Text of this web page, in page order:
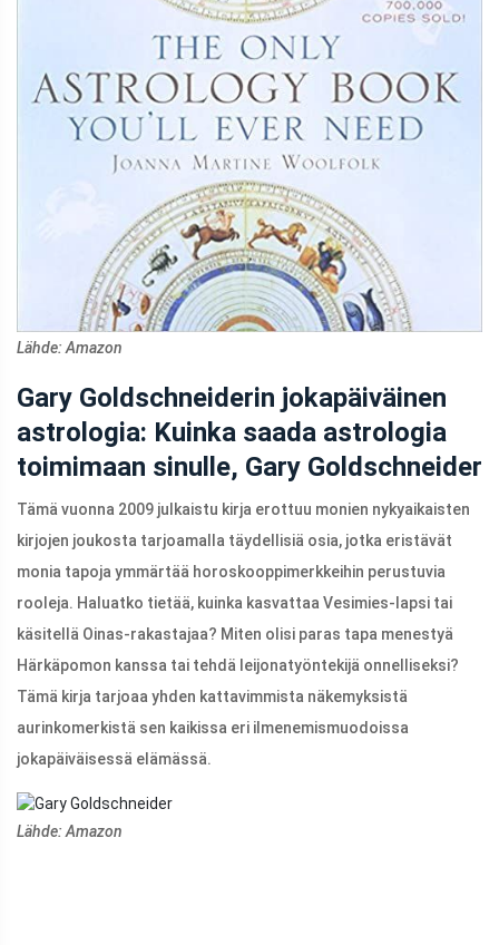
Lähde: Amazon
Gary Goldschneiderin jokapäiväinen
astrologia: Kuinka saada astrologia
toimimaan sinulle, Gary Goldschneider
Tämä vuonna 2009 julkaistu kirja erottuu monien nykyaikaisten
kirjojen joukosta tarjoamalla täydellisiä osia, jotka eristävät
monia tapoja ymmärtää horoskooppimerkkeihin perustuvia
rooleja. Haluatko tietää, kuinka kasvattaa Vesimies-lapsi tai
käsitellä Oinas-rakastajaa? Miten olisi paras tapa menestyä
Härkäpomon kanssa tai tehdä leijonatyöntekijä onnelliseksi?
Tämä kirja tarjoaa yhden kattavimmista näkemyksistä
aurinkomerkistä sen kaikissa eri ilmenemismuodoissa
jokapäiväisessä elämässä.
Lähde: Amazon